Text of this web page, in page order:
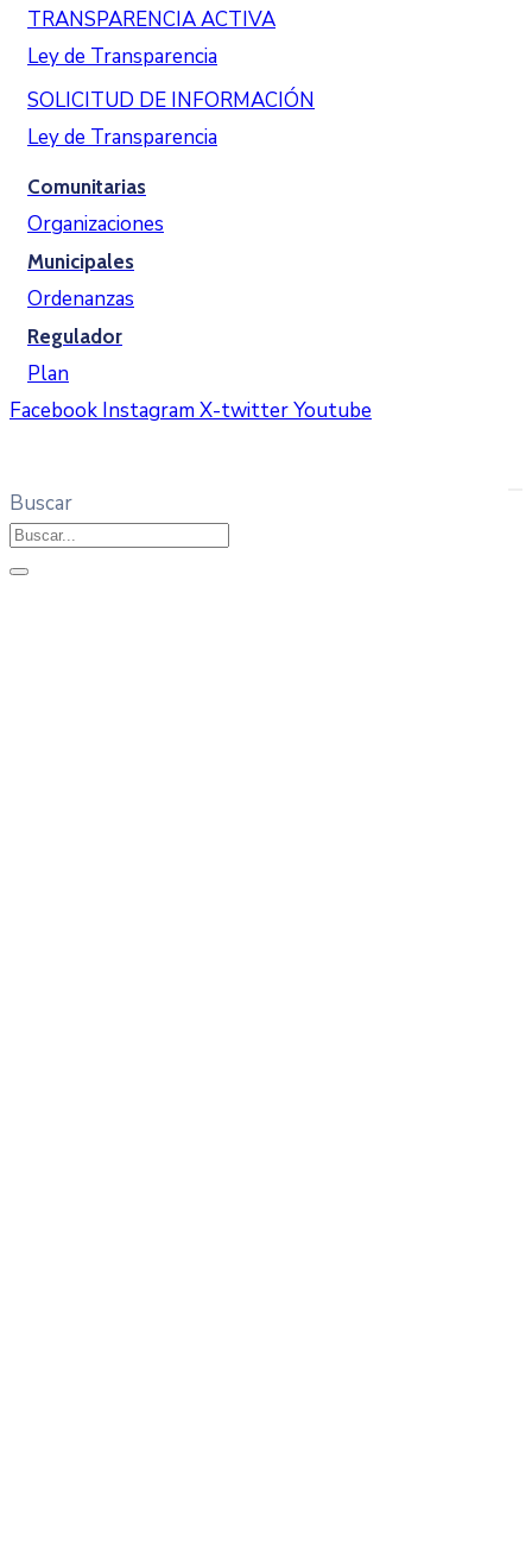
TRANSPARENCIA ACTIVA
Ley de Transparencia
SOLICITUD DE INFORMACIÓN
Ley de Transparencia
Comunitarias
Organizaciones
Municipales
Ordenanzas
Regulador
Plan
Facebook InstagramX-twitterYoutube
INICIO
MUNICIPIO
NOTICIAS
INTRANET
CONTACTO
Buscar